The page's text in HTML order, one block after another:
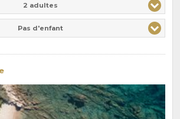
2 adultes
Pas d'enfant